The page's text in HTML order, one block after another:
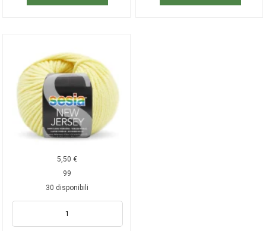
5,50€
99
30 disponibili